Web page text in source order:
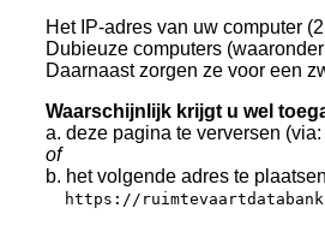
Het IP-adres van uw computer
Dubieuze computers
Daarnaast zorgen ze voor een
Waarschijnlijk krijgt u wel
a. deze pagina te verversen
of
b. het volgende adres te
https://